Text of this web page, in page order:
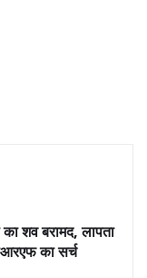
शव बरामद, लापता
का सर्च